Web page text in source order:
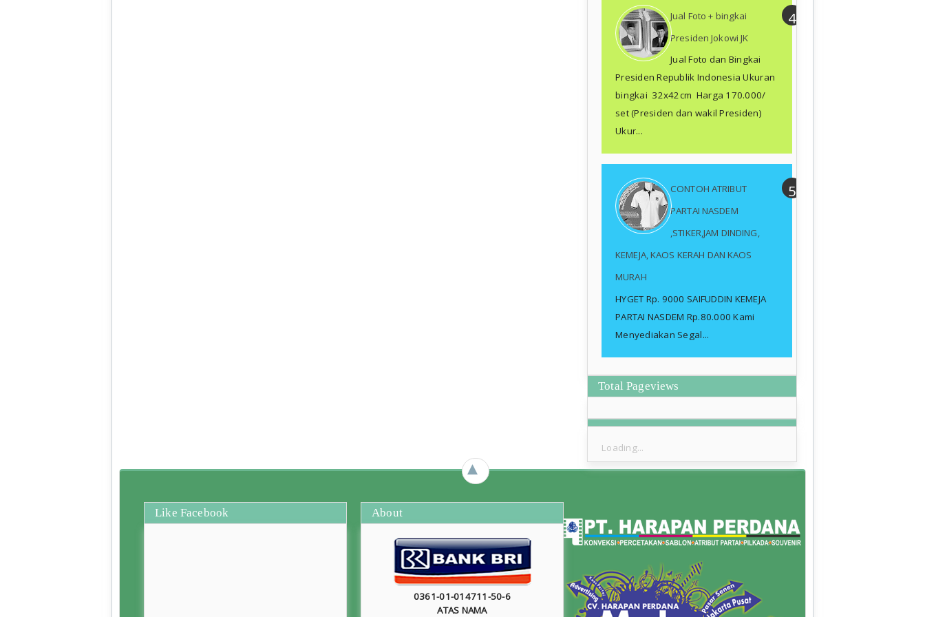
Jual Foto + bingkai
Presiden Jokowi JK
Jual Foto dan Bingkai
Presiden Republik Indonesia Ukuran
bingkai 32x42cm Harga 170.000/
set (Presiden dan wakil Presiden)
Ukur...
CONTOH ATRIBUT
PARTAI NASDEM
,STIKER,JAM DINDING,
KEMEJA, KAOS KERAH DAN KAOS
MURAH
HYGET Rp. 9000 SAIFUDDIN KEMEJA
PARTAI NASDEM Rp.80.000 Kami
Menyediakan Segal...
Total Pageviews
Loading...
►
Like Facebook About
0361-01-014711-50-6
ATAS NAMA